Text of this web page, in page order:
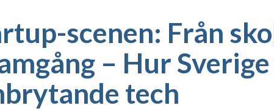
scenen: Från
– Hur
tech